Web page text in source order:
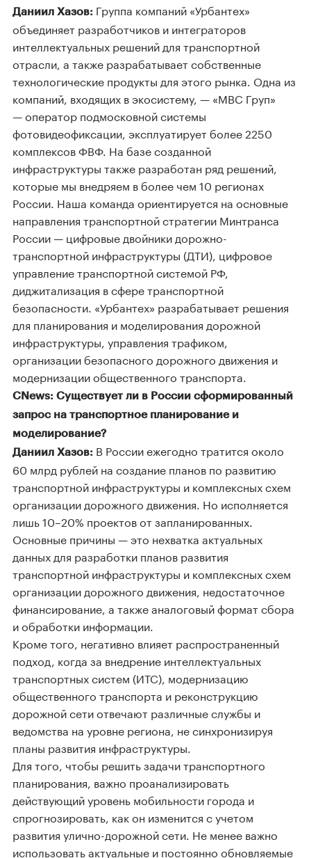
Даниил Хазов: Группа компаний «Урбантех»
объединяет разработчиков и интеграторов
интеллектуальных решений для транспортной
отрасли, а также разрабатывает собственные
технологические продукты для этого рынка. Одна из
компаний, входящих в экосистему, — «МВС Груп»
— оператор подмосковной системы
фотовидеофиксации, эксплуатирует более 2250
комплексов ФВФ. На базе созданной
инфраструктуры также разработан ряд решений,
которые мы внедряем в более чем 10 регионах
России. Наша команда ориентируется на основные
направления транспортной стратегии Минтранса
России — цифровые двойники дорожно-
транспортной инфраструктуры (ДТИ), цифровое
управление транспортной системой РФ,
диджитализация в сфере транспортной
безопасности. «Урбантех» разрабатывает решения
для планирования и моделирования дорожной
инфраструктуры, управления трафиком,
организации безопасного дорожного движения и
модернизации общественного транспорта.
CNews: Существует ли в России сформированный
запрос на транспортное планирование и
моделирование?
Даниил Хазов: В России ежегодно тратится около
60 млрд рублей на создание планов по развитию
транспортной инфраструктуры и комплексных схем
организации дорожного движения. Но исполняется
лишь 10–20% проектов от запланированных.
Основные причины — это нехватка актуальных
данных для разработки планов развития
транспортной инфраструктуры и комплексных схем
организации дорожного движения, недостаточное
финансирование, а также аналоговый формат сбора
и обработки информации.
Кроме того, негативно влияет распространенный
подход, когда за внедрение интеллектуальных
транспортных систем (ИТС), модернизацию
общественного транспорта и реконструкцию
дорожной сети отвечают различные службы и
ведомства на уровне региона, не синхронизируя
планы развития инфраструктуры.
Для того, чтобы решить задачи транспортного
планирования, важно проанализировать
действующий уровень мобильности города и
спрогнозировать, как он изменится с учетом
развития улично-дорожной сети. Не менее важно
использовать актуальные и постоянно обновляемые